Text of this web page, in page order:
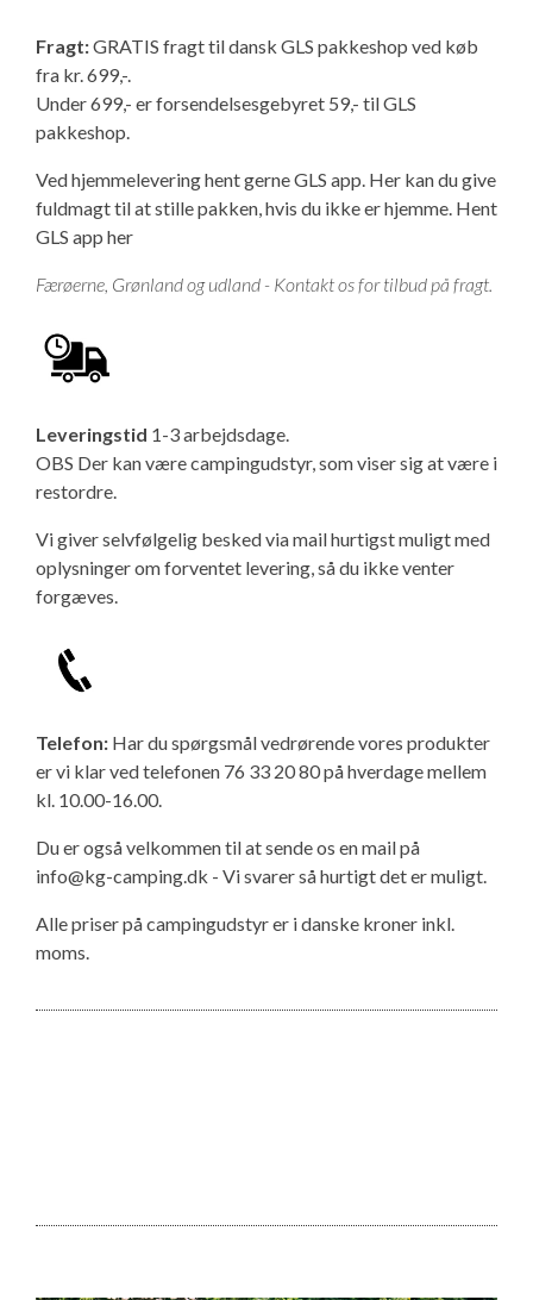
Fragt:GRATIS fragt til dansk GLS pakkeshop ved køb
fra kr. 699,-.
Under 699,- er forsendelsesgebyret 59,- til GLS
pakkeshop.
Ved hjemmelevering hent gerne GLS app. Her kan du give
fuldmagt til at stille pakken, hvis du ikke er hjemme. Hent
GLS app her
Færøerne, Grønland og udland - Kontakt os for tilbud på fragt.
Leveringstid 1-3 arbejdsdage.
OBS Der kan være campingudstyr, som viser sig at være i
restordre.
Vi giver selvfølgelig besked via mail hurtigst muligt med
oplysninger om forventet levering, så du ikke venter
forgæves.
Telefon: Har du spørgsmål vedrørende vores produkter
er vi klar ved telefonen 76 33 20 80 på hverdage mellem
kl. 10.00-16.00.
Du er også velkommen til at sende os en mail på
info@kg-camping.dk - Vi svarer så hurtigt det er muligt.
Alle priser på campingudstyr er i danske kroner inkl.
moms.